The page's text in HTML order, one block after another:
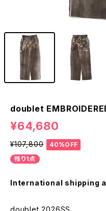
doublet
¥64,680
¥107,800
40%OFF
残り1点
International shipping
doublet 2026SS